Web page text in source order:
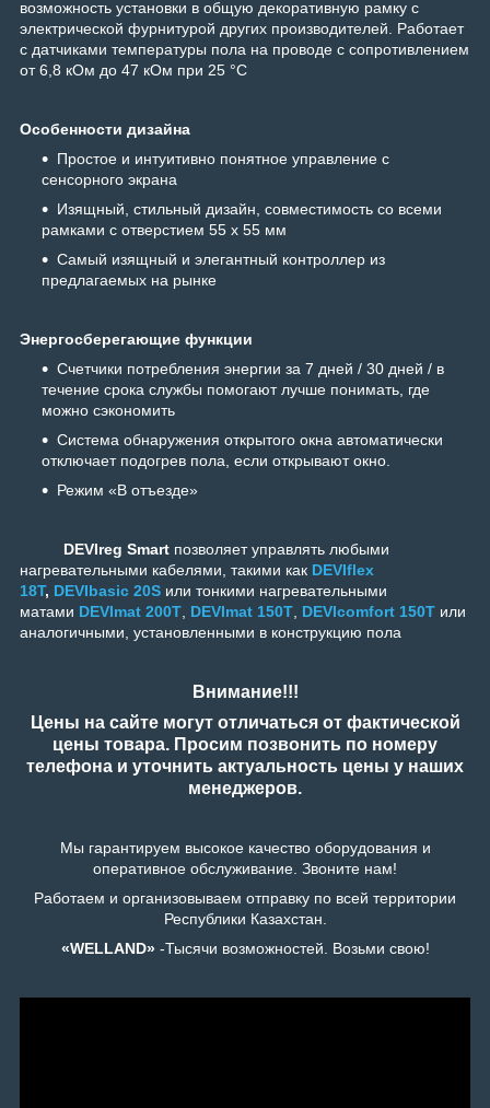
возможность установки в общую декоративную рамку с
электрической фурнитурой других производителей. Работает
с датчиками температуры пола на проводе с сопротивлением
от 6,8 кОм до 47 кОм при 25 °C
Особенности дизайна
Простое и интуитивно понятное управление с
сенсорного экрана
Изящный, стильный дизайн, совместимость со всеми
рамками с отверстием 55 х 55 мм
Самый изящный и элегантный контроллер из
предлагаемых на рынке
Энергосберегающие функции
Счетчики потребления энергии за 7 дней / 30 дней / в
течение срока службы помогают лучше понимать, где
можно сэкономить
Система обнаружения открытого окна автоматически
отключает подогрев пола, если открывают окно.
Режим «В отъезде»
DEVIreg Smart позволяет управлять любыми
нагревательными кабелями, такими как DEVIflex
18T, DEVIbasic 20S или тонкими нагревательными
матами DEVImat 200T DEVImat 150T DEVIcomfort 150T или
аналогичными, установленными в конструкцию пола
Внимание!!!
Цены на сайте могут отличаться от фактической
цены товара. Просим позвонить по номеру
телефона и уточнить актуальность цены у наших
менеджеров.
Мы гарантируем высокое качество оборудования и
оперативное обслуживание. Звоните нам!
Работаем и организовываем отправку по всей территории
Республики Казахстан.
«WELLAND»-Тысячи возможностей. Возьми свою!